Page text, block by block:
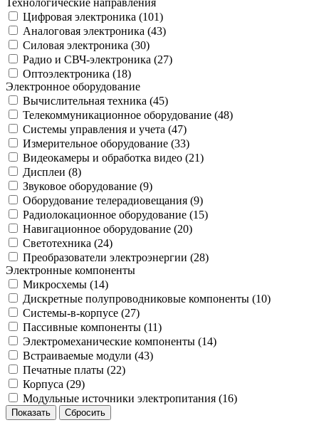
Цифровая электроника (101)
Аналоговая электроника (43)
Силовая электроника (30)
Радио и СВЧ-электроника (27)
Оптоэлектроника (18)
Электронное оборудование
Вычислительная техника (45)
Телекоммуникационное оборудование (48)
Системы управления и учета (47)
Измерительное оборудование (33)
Видеокамеры и обработка видео (21)
Дисплеи (8)
Звуковое оборудование (9)
Оборудование телерадиовещания (9)
Радиолокационное оборудование (15)
Навигационное оборудование (20)
Светотехника (24)
Преобразователи электроэнергии (28)
Электронные компоненты
Микросхемы (14)
Дискретные полупроводниковые компоненты (10)
Системы-в-корпусе (27)
Пассивные компоненты (11)
Электромеханические компоненты (14)
Встраиваемые модули (43)
Печатные платы (22)
Корпуса (29)
Модульные источники электропитания (16)